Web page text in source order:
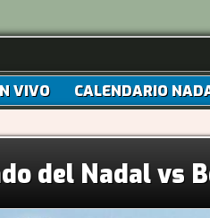
VIVO CALENDARIO
del Nadal vs